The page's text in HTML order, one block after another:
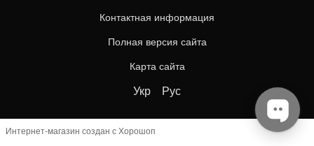
Контактная информация
Полная версия сайта
Карта сайта
Укр Рус
Интернет-магазин создан с Хорошоп